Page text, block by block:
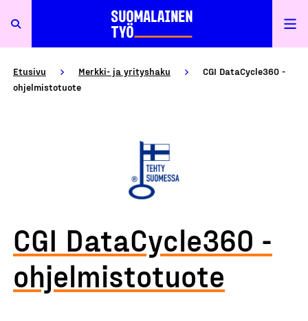
Etusivu Merkki- ja yrityshaku
CGI DataCycle360 -
ohjelmistotuote
CGI DataCycle360 -
ohjelmistotuote